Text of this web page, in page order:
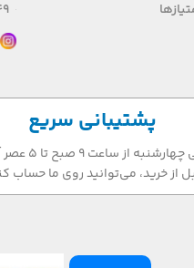
پشتیبانی سریع
تیم
از خرید، می‌توانید روی ما حساب